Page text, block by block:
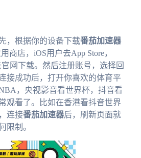
，根据你的设备下载番茄加速器
店，iOS用户去App Store，
官网下载。然后注册账号，选择回
接成功后，打开你喜欢的体育平
，央视影音看世界杯，抖音看
观看了。比如在香港看抖音世界
连接番茄加速器后，刷新页面就
限制。